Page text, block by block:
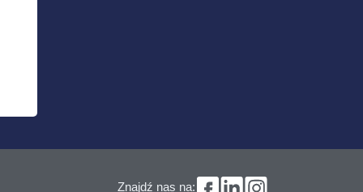
Znajdź nas na: